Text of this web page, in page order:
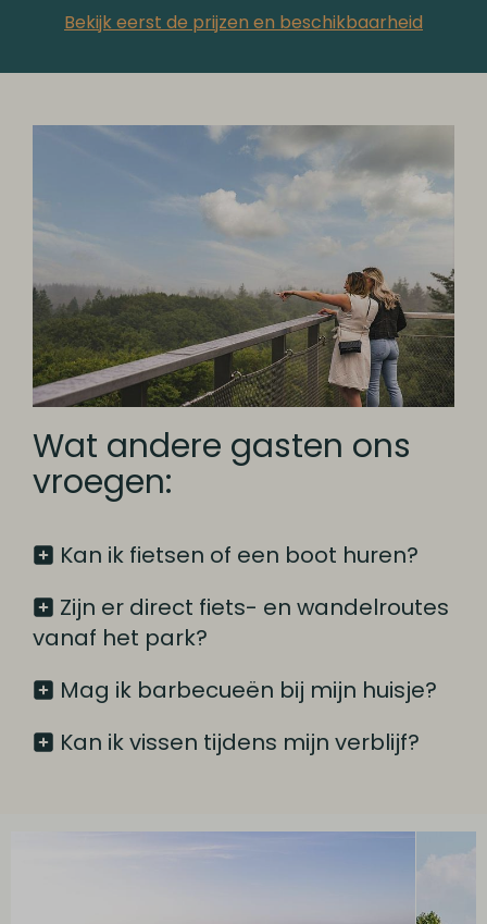
Bekijk eerst de prijzen en beschikbaarheid
Wat andere gasten ons
vroegen:
Kan ik fietsen of een boot huren?
Zijn er direct fiets- en wandelroutes
vanaf het park?
Mag ik barbecueën bij mijn huisje?
Kan ik vissen tijdens mijn verblijf?